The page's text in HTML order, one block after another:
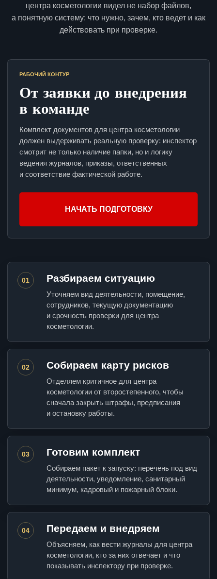
центра косметологии видел не набор файлов,
а понятную систему: что нужно, зачем, кто ведет и как
действовать при проверке.
РАБОЧИЙ КОНТУР
От заявки до внедрения
в команде
Комплект документов для центра косметологии
должен выдерживать реальную проверку: инспектор
смотрит не только наличие папки, но и логику
ведения журналов, приказы, ответственных
и соответствие фактической работе.
НАЧАТЬ ПОДГОТОВКУ
01 Разбираем ситуацию
Уточняем вид деятельности, помещение,
сотрудников, текущую документацию
и срочность проверки для центра
косметологии.
02 Собираем карту рисков
Отделяем критичное для центра
косметологии от второстепенного, чтобы
сначала закрыть штрафы, предписания
и остановку работы.
03 Готовим комплект
Собираем пакет к запуску: перечень под вид
деятельности, уведомление, санитарный
минимум, кадровый и пожарный блоки.
04 Передаем и внедряем
Объясняем, как вести журналы для центра
косметологии, кто за них отвечает и что
показывать инспектору при проверке.